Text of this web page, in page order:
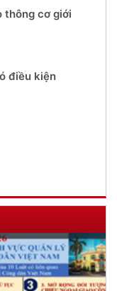
thông cơ giới
điều kiện